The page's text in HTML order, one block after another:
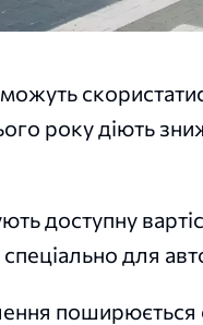
року діють
доступну
для
поширюється